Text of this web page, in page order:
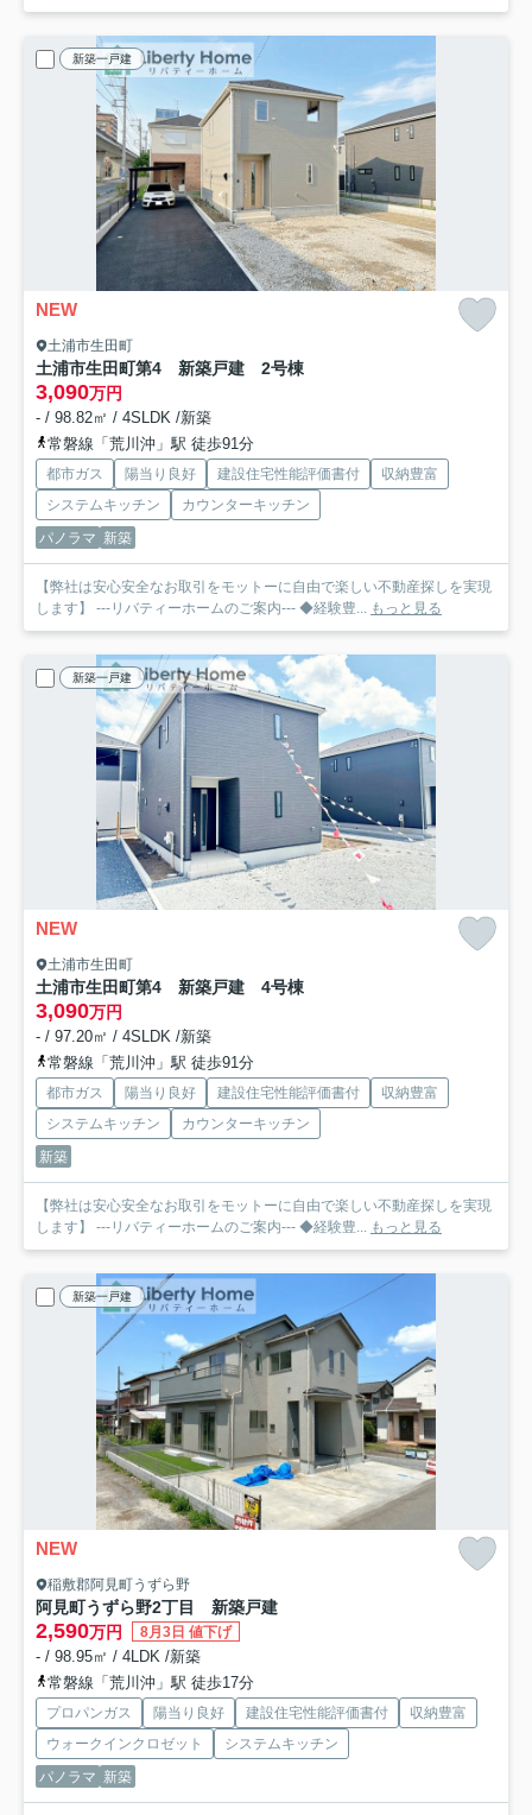
新築一戸建
NEW
土浦市生田町
土浦市生田町第4 新築戸建 2号棟
3,090万円
- / 98.82㎡ / 4SLDK /新築
常磐線「荒川沖」駅 徒歩91分
都市ガス 陽当り良好 建設住宅性能評価書付
収納豊富
システムキッチン
カウンターキッチン
パノラマ 新築
【弊社は安心安全なお取引をモットーに自由で楽しい不動産探しを実現
します】 ---リバティーホームのご案内--- ◆経験豊... もっと見る
新築一戸建
NEW
土浦市生田町
土浦市生田町第4 新築戸建 4号棟
3,090万円
- / 97.20㎡ / 4SLDK /新築
常磐線「荒川沖」駅 徒歩91分
都市ガス 陽当り良好 建設住宅性能評価書付
収納豊富
システムキッチン
カウンターキッチン
新築
【弊社は安心安全なお取引をモットーに自由で楽しい不動産探しを実現
します】 ---リバティーホームのご案内--- ◆経験豊... もっと見る
新築一戸建
NEW
稲敷郡阿見町うずら野
阿見町うずら野2丁目 新築戸建
2,590万円 8月3日 値下げ
- / 98.95㎡ / 4LDK /新築
常磐線「荒川沖」駅 徒歩17分
プロパンガス 陽当り良好 建設住宅性能評価書付
収納豊富
ウォークインクロゼット
システムキッチン
パノラマ 新築